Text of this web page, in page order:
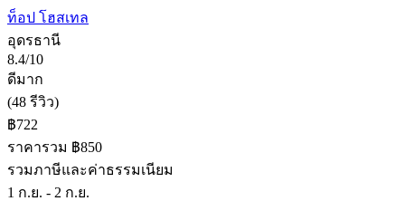
ท็อป โฮสเทล
อุดรธานี
8.4/10
ดีมาก
(48 รีวิว)
฿722
ราคารวม ฿850
รวมภาษีและค่าธรรมเนียม
1 ก.ย. - 2 ก.ย.